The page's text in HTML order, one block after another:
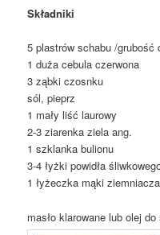
Składniki
5 plastrów schabu /grubość
1 duża cebula czerwona
3 ząbki czosnku
sól, pieprz
1 mały liść laurowy
2-3 ziarenka ziela ang.
1 szklanka bulionu
3-4 łyżki powidła
1 łyżeczka mąki
masło klarowane lub olej